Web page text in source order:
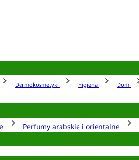
Dermokosmetyki Higiena Dom
Perfumy arabskie i orientalne